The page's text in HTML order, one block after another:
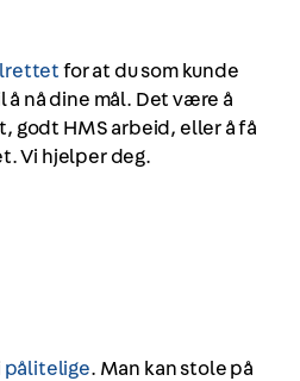
for at du som kunde
å nå dine mål. Det være å
godt HMS arbeid, eller å få
Vi hjelper deg.
pålitelige. Man kan stole på